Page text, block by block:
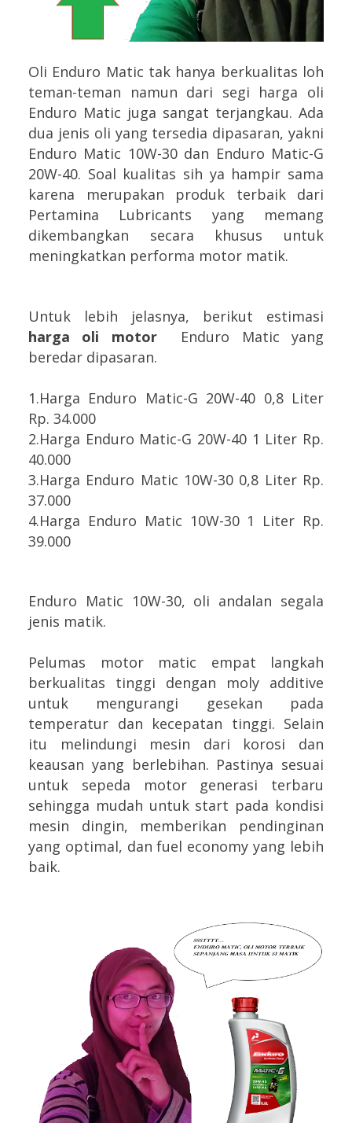
Oli Enduro Matic tak hanya berkualitas loh
teman-teman namun dari segi harga oli
Enduro Matic juga sangat terjangkau. Ada
dua jenis oli yang tersedia dipasaran, yakni
Enduro Matic 10W-30 dan Enduro Matic-G
20W-40. Soal kualitas sih ya hampir sama
karena merupakan produk terbaik dari
Pertamina Lubricants yang memang
dikembangkan secara khusus untuk
meningkatkan performa motor matik.
Untuk lebih jelasnya, berikut estimasi
harga oli motorEnduro Matic yang
beredar dipasaran.
1.Harga Enduro Matic-G 20W-40 0,8 Liter
Rp. 34.000
2.Harga Enduro Matic-G 20W-40 1 Liter Rp.
40.000
3.Harga Enduro Matic 10W-30 0,8 Liter Rp.
37.000
4.Harga Enduro Matic 10W-30 1 Liter Rp.
39.000
Enduro Matic 10W-30, oli andalan segala
jenis matik.
Pelumas motor matic empat langkah
berkualitas tinggi dengan moly additive
untuk mengurangi gesekan pada
temperatur dan kecepatan tinggi. Selain
itu melindungi mesin dari korosi dan
keausan yang berlebihan. Pastinya sesuai
untuk sepeda motor generasi terbaru
sehingga mudah untuk start pada kondisi
mesin dingin, memberikan pendinginan
yang optimal, dan fuel economy yang lebih
baik.